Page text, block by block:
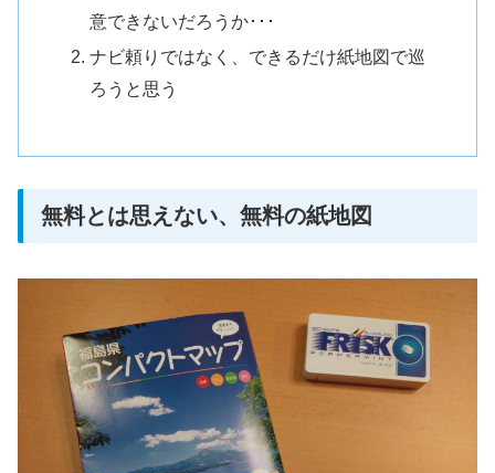
意できないだろうか･･･
ナビ頼りではなく、できるだけ紙地図で巡
ろうと思う
無料とは思えない、無料の紙地図